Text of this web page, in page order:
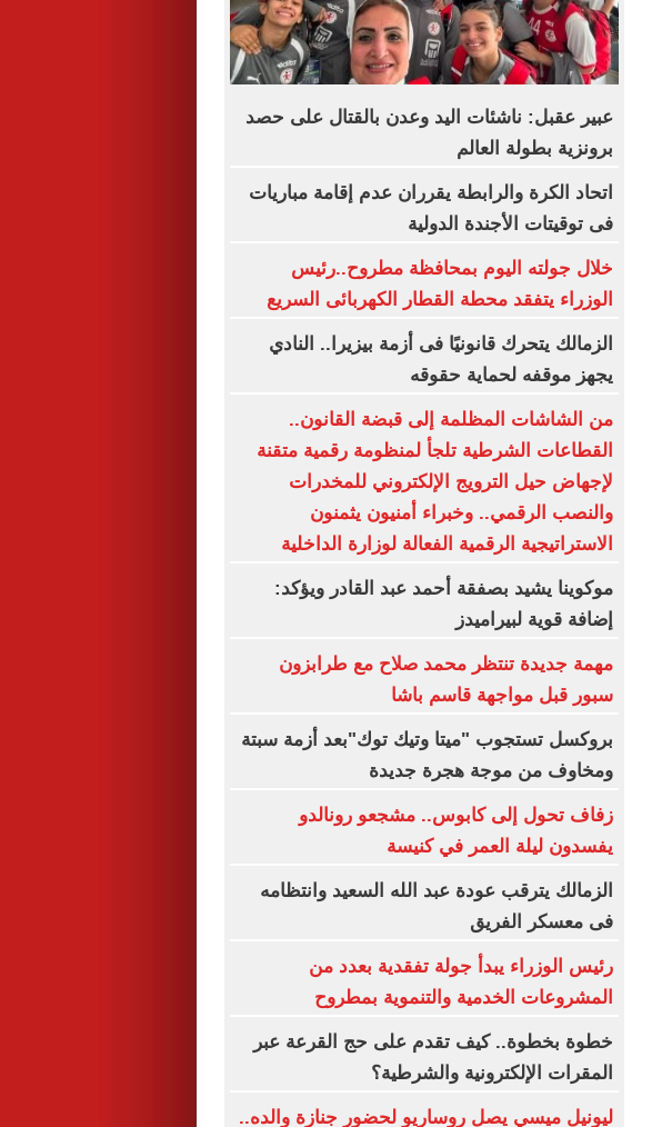
عبير عقبل: ناشئات اليد وعدن بالقتال على حصد
برونزية بطولة العالم
اتحاد الكرة والرابطة يقرران عدم إقامة مباريات
فى توقيتات الأجندة الدولية
خلال جولته اليوم بمحافظة مطروح..رئيس
الوزراء يتفقد محطة القطار الكهربائى السريع
الزمالك يتحرك قانونيًا فى أزمة بيزيرا.. النادي
يجهز موقفه لحماية حقوقه
من الشاشات المظلمة إلى قبضة القانون..
القطاعات الشرطية تلجأ لمنظومة رقمية متقنة
لإجهاض حيل الترويج الإلكتروني للمخدرات
والنصب الرقمي.. وخبراء أمنيون يثمنون
الاستراتيجية الرقمية الفعالة لوزارة الداخلية
موكوينا يشيد بصفقة أحمد عبد القادر ويؤكد:
إضافة قوية لبيراميدز
مهمة جديدة تنتظر محمد صلاح مع طرابزون
سبور قبل مواجهة قاسم باشا
بروكسل تستجوب "ميتا وتيك توك"بعد أزمة سبتة
ومخاوف من موجة هجرة جديدة
زفاف تحول إلى كابوس.. مشجعو رونالدو
يفسدون ليلة العمر في كنيسة
الزمالك يترقب عودة عبد الله السعيد وانتظامه
فى معسكر الفريق
رئيس الوزراء يبدأ جولة تفقدية بعدد من
المشروعات الخدمية والتنموية بمطروح
خطوة بخطوة.. كيف تقدم على حج القرعة عبر
المقرات الإلكترونية والشرطية؟
ليونيل ميسي يصل روساريو لحضور جنازة والده..